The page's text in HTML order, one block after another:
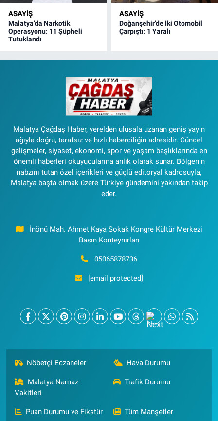
ASAYIŞ
Malatya’da Narkotik
Operasyonu: 11 Şüpheli
Tutuklandı
ASAYIŞ
Doğanşehir’de İki Otomobil
Çarpıştı: 1 Yaralı
Malatya Çağdaş Haber, yerelden ulusala uzanan geniş yayın
ağıyla doğru, tarafsız ve hızlı haberciliğin adresidir. Güncel
gelişmeler, siyaset, ekonomi, spor ve yaşam başlıklarında en
önemli haberleri okuyucularına anlık olarak sunar. Bölgenin
nabzını tutan özel içerikleri ve güçlü editoryal kadrosuyla,
Malatya başta olmak üzere Türkiye gündemini yakından takip
eder.
İnönü Mah. Ahmet Kaya Sokak Kongre Kültür Merkezi
Basın Konteynırları
05065878736
[email protected]
Nöbetçi Eczaneler Hava Durumu
Malatya Namaz
Vakitleri
Trafik Durumu
Puan Durumu ve Fikstür Tüm Manşetler